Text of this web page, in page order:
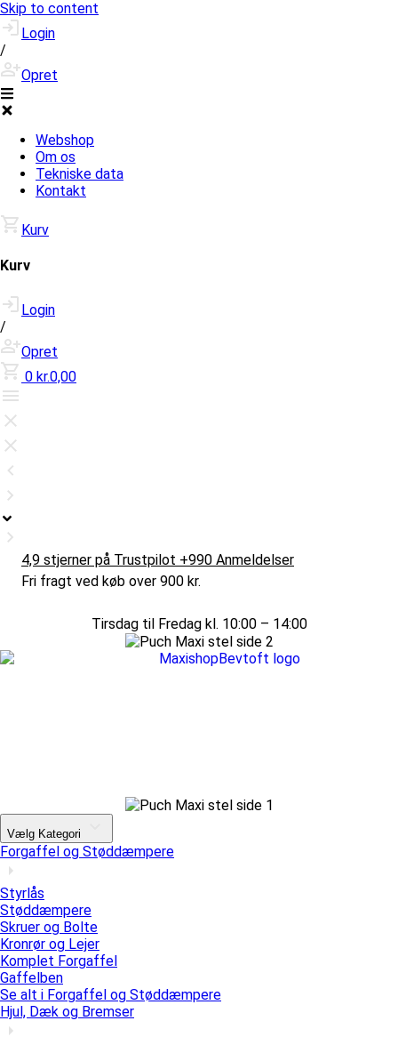
Skip to content
Login
/
Opret
Webshop
Om os
Tekniske data
Kontakt
Kurv
Kurv
Login
/
Opret
0 kr.0,00
4,9 stjerner på Trustpilot +990 Anmeldelser
Fri fragt ved køb over 900 kr.
Tirsdag til Fredag kl. 10:00 – 14:00
Vælg Kategori
Forgaffel og Støddæmpere
Styrlås
Støddæmpere
Skruer og Bolte
Kronrør og Lejer
Komplet Forgaffel
Gaffelben
Se alt i Forgaffel og Støddæmpere
Hjul, Dæk og Bremser